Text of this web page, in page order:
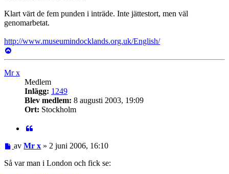
Klart värt de fem punden i inträde. Inte jättestort, men väl
genomarbetat.
http://www.museumindocklands.org.uk/English/
Mr x
Medlem
Inlägg: 1249
Blev medlem: 8 augusti 2003, 19:09
Ort: Stockholm
Inlägg
avMr x » 2 juni 2006, 16:10
Så var man i London och fick se: